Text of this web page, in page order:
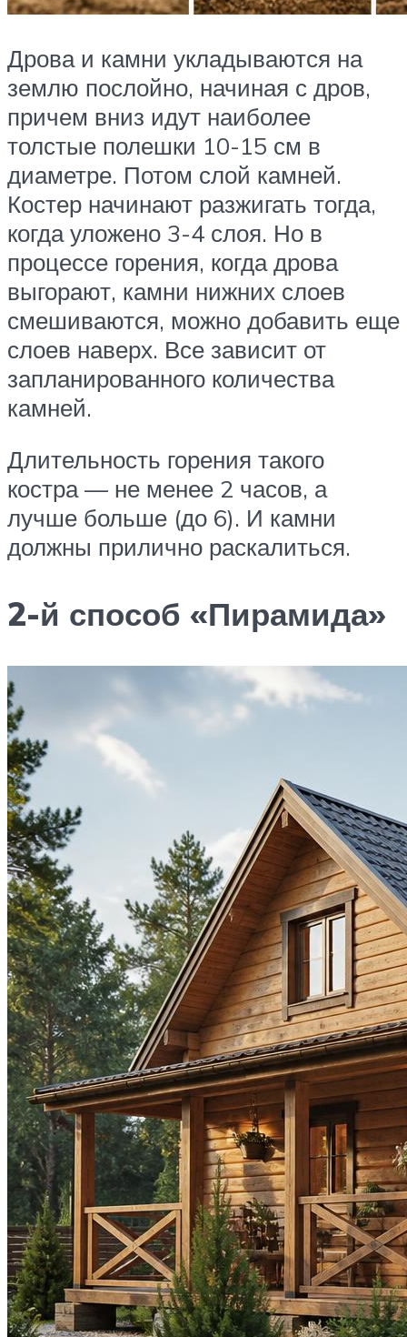
Дрова и камни укладываются на
землю послойно, начиная с дров,
причем вниз идут наиболее
толстые полешки 10-15 см в
диаметре. Потом слой камней.
Костер начинают разжигать тогда,
когда уложено 3-4 слоя. Но в
процессе горения, когда дрова
выгорают, камни нижних слоев
смешиваются, можно добавить еще
слоев наверх. Все зависит от
запланированного количества
камней.
Длительность горения такого
костра — не менее 2 часов, а
лучше больше (до 6). И камни
должны прилично раскалиться.
2-й способ «Пирамида»